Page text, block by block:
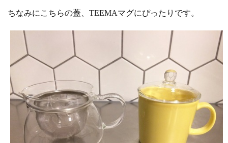
ちなみにこちらの蓋、TEEMAマグにぴったりです。